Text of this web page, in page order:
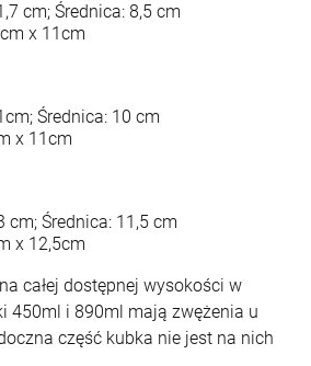
cm; Średnica: 8,5 cm
x 11cm
Średnica: 10 cm
x 11cm
cm; Średnica: 11,5 cm
x 12,5cm
całej dostępnej wysokości w
450ml i 890ml mają zwężenia u
część kubka nie jest na nich